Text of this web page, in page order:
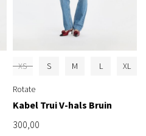
XS S M L XL
Rotate
Kabel Trui V-hals Bruin
300,00